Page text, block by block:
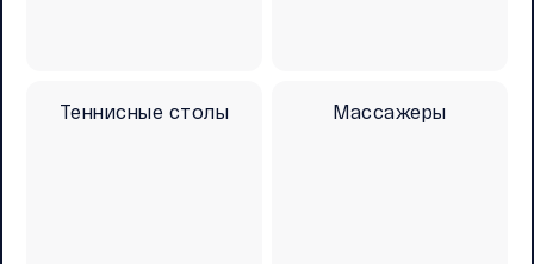
Теннисные столы Массажеры